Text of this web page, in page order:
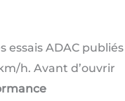
essais ADAC publiés
h. Avant d’ouvrir